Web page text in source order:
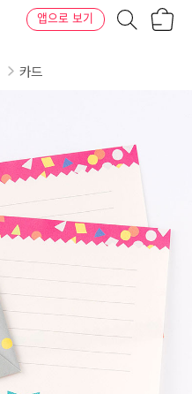
앱으로 보기
카드